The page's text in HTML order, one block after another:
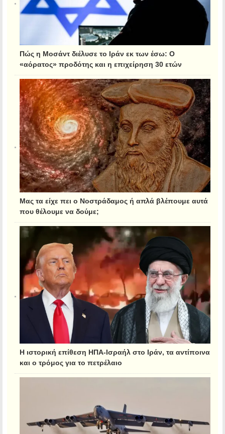
Πώς η Μοσάντ διέλυσε το Ιράν εκ των έσω: Ο
«αόρατος» προδότης και η επιχείρηση 30 ετών
Μας τα είχε πει ο Νοστράδαμος ή απλά βλέπουμε αυτά
που θέλουμε να δούμε;
Η ιστορική επίθεση ΗΠΑ-Ισραήλ στο Ιράν, τα αντίποινα
και ο τρόμος για το πετρέλαιο